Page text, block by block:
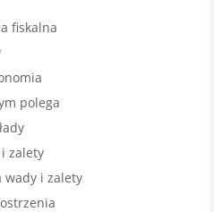
fiskalna
polega
zalety
wady i zalety